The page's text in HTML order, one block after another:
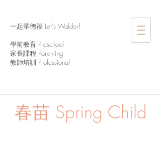
一起華德福 Let's Waldorf
學前教育 Preschool
家長課程 Parenting
教師培訓 Professional
春苗 Spring Child